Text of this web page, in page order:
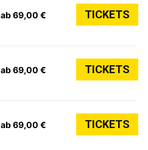
ab 69,00 € TICKETS
ab 69,00 € TICKETS
ab 69,00 € TICKETS